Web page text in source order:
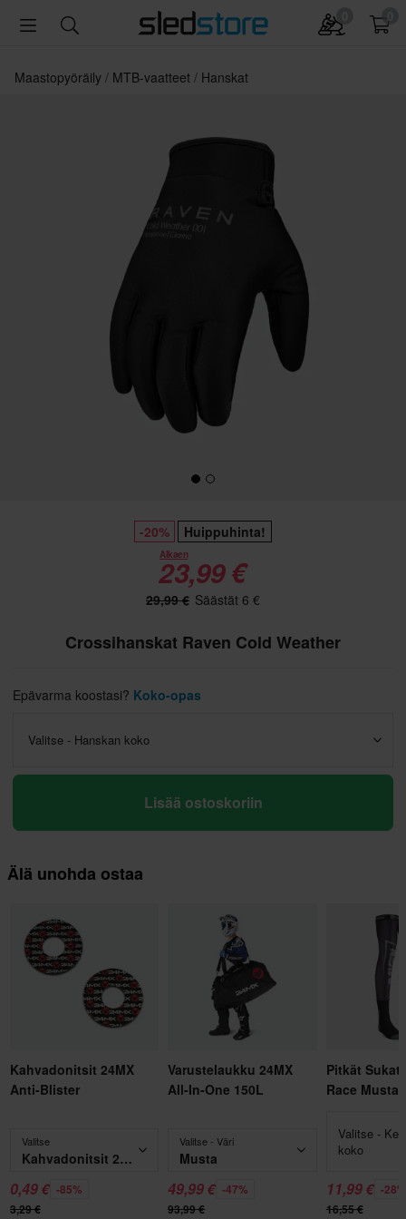
Maastopyöräily MTB-vaatteet Hanskat
-20% Huippuhinta!
Alkaen
23,99 €
29,99 € Säästät 6 €
Crossihanskat Raven Cold Weather
Epävarma koostasi? Koko-opas
Valitse - Hanskan koko
Lisää ostoskoriin
Älä unohda ostaa
Kahvadonitsit 24MX
Anti-Blister
Valitse
Kahvadonitsit 24MX Anti-Blister
0,49 € -85%
3,29 €
Varustelaukku 24MX
All-In-One 150L
Valitse - Väri
Musta
49,99 € -47%
93,99 €
Pitkät Sukat
Race Musta
Valitse -
koko
11,99 € -28%
16,55 €